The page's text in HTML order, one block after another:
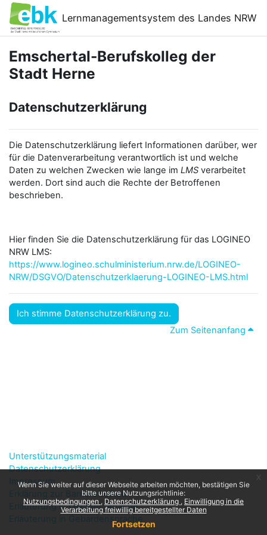
Zum Hauptinhalt
Wenn Sie weiter auf dieser Webseite arbeiten möchten, bestätigen Sie
bitte unsere Nutzungsrichtlinie:
Nutzungsbedingungen
Datenschutzerklärung
Einwilligung in die
Verarbeitung freiwillig bereitgestellter Daten
Fortsetzen
Lernmanagementsystem des Landes NRW
Emschertal-Berufskolleg der
Stadt Herne
Datenschutzerklärung
Die Datenschutzerklärung liefert Informationen darüber, wer
für die Datenverarbeitung verantwortlich ist und welche
Daten zu welchen Zwecken wie lange im LMS verarbeitet
werden. Dort sind auch die Rechte der Betroffenen
beschrieben.
Hier finden Sie die Datenschutzerklärung für das LOGINEO
NRW LMS:
https://www.logineo.schulministerium.nrw.de/LOGINEO-
NRW/DSGVO/Datenschutzerklaerung-LOGINEO-LMS.html
Ich stimme Datenschutzerklärung zu.
Zum Seitenanfang
Unterstützungsmaterial
Datenschutzerklärung
Impressum
Erklärung zur Barrierefreiheit
Erläuterung in Leichter Sprache
Erläuterung in Gebärdensprache